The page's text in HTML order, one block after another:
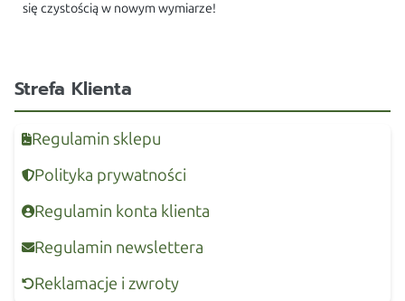
się czystością w nowym wymiarze!
Strefa Klienta
Regulamin sklepu
Polityka prywatności
Regulamin konta klienta
Regulamin newslettera
Reklamacje i zwroty